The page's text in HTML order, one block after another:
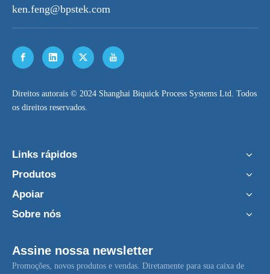
ken.feng@bpstek.com
​Direitos autorais © 2024 Shanghai Biquick Process Systems Ltd. Todos
os direitos reservados.
Links rápidos
Produtos
Apoiar
Sobre nós
Assine nossa newsletter
Promoções, novos produtos e vendas. Diretamente para sua caixa de